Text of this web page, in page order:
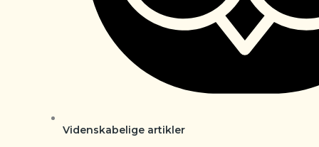
Videnskabelige artikler